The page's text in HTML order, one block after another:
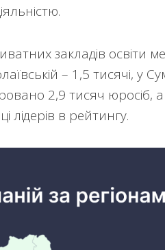
закладів освіти
– 1,5 тисячі, у
2,9 тисяч юросіб,
лідерів в рейтингу.